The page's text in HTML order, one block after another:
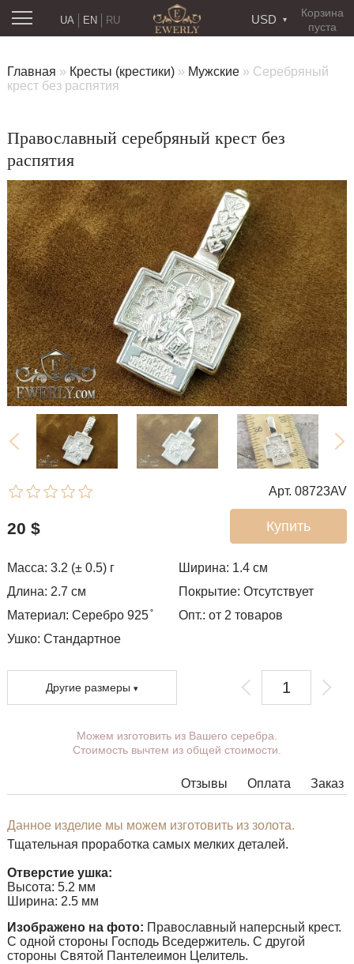
Корзина
пуста
USD
RU
UA EN
Главная » Кресты (крестики) » Мужские » Cеребряный
крест без распятия
Православный серебряный крест без
распятия
Арт. 08723AV
Купить
20 $
Масса: 3.2 (± 0.5) г Ширина: 1.4см
Длина: 2.7 см
Покрытие:Отсутствует
Материал: Серебро 925 ̊
Опт.: от 2 товаров
Ушко: Стандартное
Другие размеры
Вы можете выбрать покрытие, ушко.
Дополнительные пожелания можете указать в
В некоторых моделях подвесок нет возможности
случае наши менеджеры свяжутся с Вами.
Любую подвеску можно дополнить ушком нужного
Можем изготовить из Вашего серебра.
Стоимость вычтем из общей стоимости.
Отзывы Заказ
Оплата
Данное изделие мы можем изготовить из золота.
Тщательная проработка самых мелких деталей.
Отверстие ушка:
Высота: 5.2 мм
Ширина: 2.5 мм
Изображено на фото: Православный наперсный крест.
С одной стороны Господь Вседержитель. С другой
стороны Святой Пантелеимон Целитель.